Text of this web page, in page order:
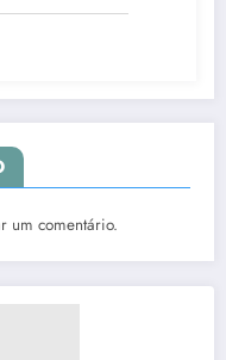
um comentário.